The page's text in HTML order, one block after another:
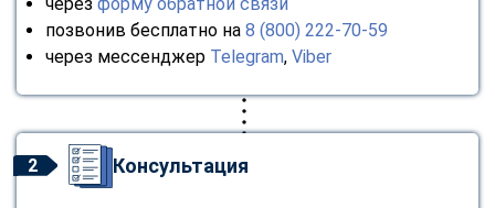
позвонив бесплатно на 8 (800) 222-70-59
через мессенджер Telegram, Viber
2 Консультация